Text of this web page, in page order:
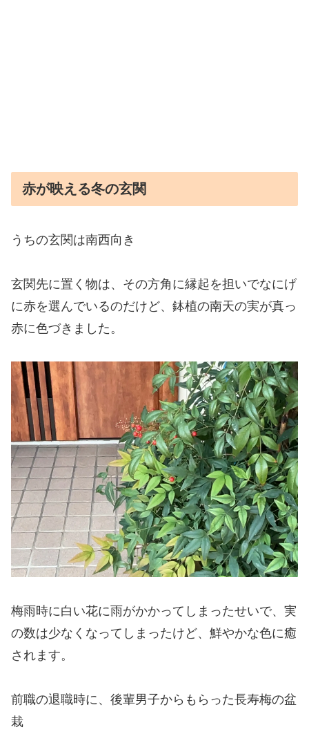
赤が映える冬の玄関
うちの玄関は南西向き
玄関先に置く物は、その方角に縁起を担いでなにげ
に赤を選んでいるのだけど、鉢植の南天の実が真っ
赤に色づきました。
梅雨時に白い花に雨がかかってしまったせいで、実
の数は少なくなってしまったけど、鮮やかな色に癒
されます。
前職の退職時に、後輩男子からもらった長寿梅の盆
栽